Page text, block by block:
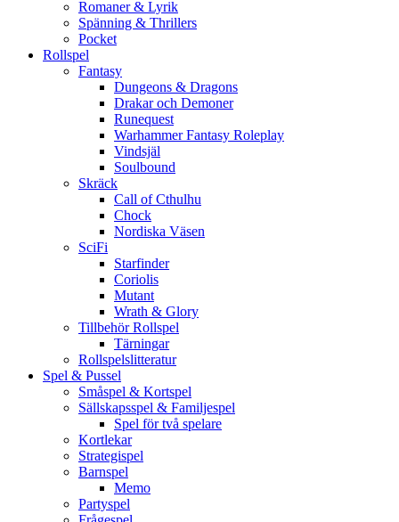
Romaner & Lyrik
Spänning & Thrillers
Pocket
Rollspel
Fantasy
Dungeons & Dragons
Drakar och Demoner
Runequest
Warhammer Fantasy Roleplay
Vindsjäl
Soulbound
Skräck
Call of Cthulhu
Chock
Nordiska Väsen
SciFi
Starfinder
Coriolis
Mutant
Wrath & Glory
Tillbehör Rollspel
Tärningar
Rollspelslitteratur
Spel & Pussel
Småspel & Kortspel
Sällskapsspel & Familjespel
Spel för två spelare
Kortlekar
Strategispel
Barnspel
Memo
Partyspel